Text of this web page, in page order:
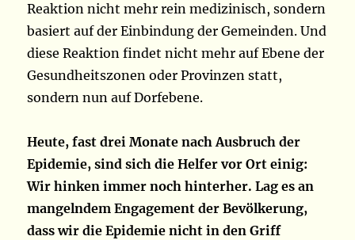
Reaktion nicht mehr rein medizinisch, sondern
basiert auf der Einbindung der Gemeinden. Und
diese Reaktion findet nicht mehr auf Ebene der
Gesundheitszonen oder Provinzen statt,
sondern nun auf Dorfebene.
Heute, fast drei Monate nach Ausbruch der
Epidemie, sind sich die Helfer vor Ort einig:
Wir hinken immer noch hinterher. Lag es an
mangelndem Engagement der Bevölkerung,
dass wir die Epidemie nicht in den Griff